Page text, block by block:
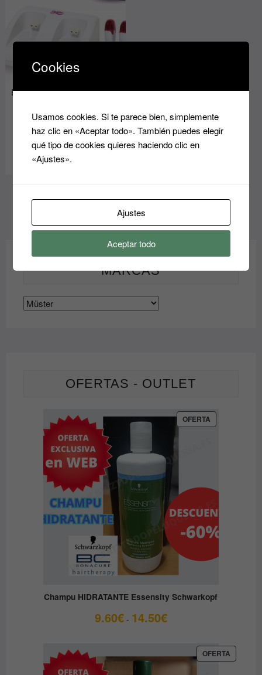
Base para 2 calentadores de
25.00€
Añadir al carrito
MARCAS
OFERTAS - OUTLET
OFERTAPRODUCTO
EN
Champu HIDRATANTE Essensity Schwarkopf
9.60€ - 14.50€Rango
9.60€
OFERTA
EN
Cookies
Usamos cookies. Si te parece bien, simplemente
haz clic en «Aceptar todo». También puedes elegir
qué tipo de cookies quieres haciendo clic en
«Ajustes».
Ajustes
Aceptar todo